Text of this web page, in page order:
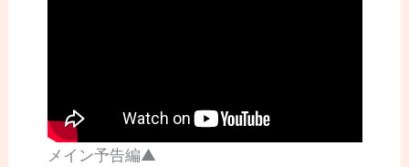
メイン予告編▲